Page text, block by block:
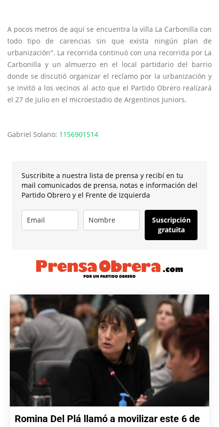
A pocos metros de aquí se encuentra la villa La Carbonilla con
todo tipo de carencias sin que exista ningún plan de
urbanización". La recorrida continuó con una recorrida por La
Carbonilla y un almuerzo en el local partidario del barrio
donde se discutió organizar el reclamo por la urbanización y
se invitó a los vecinos al acto que el Partido Obrero realizará
el 27 de julio en el microestadio de Argentinos Juniors.
Gabriel Solano: 1156901514
Suscribite a nuestra lista de prensa y recibí en tu
mail comunicados de prensa, notas e información del
Partido Obrero y el Frente de Izquierda
Suscripción
gratuita
Romina Del Plá llamó a movilizar este 6 de